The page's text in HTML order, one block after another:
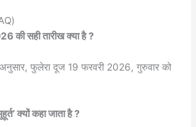
की सही तारीख क्या है ?
फुलेरा दूज 19 फरवरी 2026, गुरुवार को
क्यों कहा जाता है ?